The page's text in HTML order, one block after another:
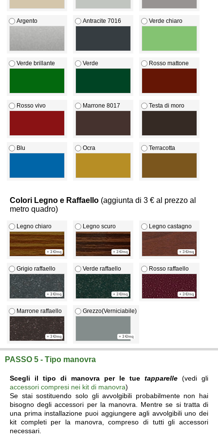
Argento Antracite 7016 Verde chiaro
Verde brillante Verde Rosso mattone
Rosso vivo Marrone 8017 Testa di moro
Blu Ocra Terracotta
Colori Legno e Raffaello (aggiunta di 3 € al prezzo al
metro quadro)
Legno chiaro
+ 3 €/mq
Legno scuro
+ 3 €/mq
Legno castagno
+ 3 €/mq
Grigio raffaello
+ 3 €/mq
Verde raffaello
+ 3 €/mq
Rosso raffaello
+ 3 €/mq
Marrone raffaello
+ 3 €/mq
Grezzo(Verniciabile)
+ 3 €/mq
PASSO 5 - Tipo manovra
Scegli il tipo di manovra per le tue tapparelle (vedi gli
accessori compresi nei kit di manovra)
Se stai sostituendo solo gli avvolgibili probabilmente non hai
bisogno degli accessori per la manovra. Mentre se si tratta di
una prima installazione puoi aggiungere agli avvolgibili uno dei
kit completi per la manovra, compreso di tutti gli accessori
necessari.